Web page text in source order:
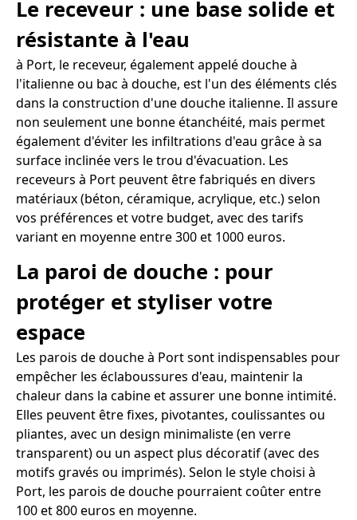
Le receveur : une base solide et
résistante à l'eau
à Port, le receveur, également appelé douche à
l'italienne ou bac à douche, est l'un des éléments clés
dans la construction d'une douche italienne. Il assure
non seulement une bonne étanchéité, mais permet
également d'éviter les infiltrations d'eau grâce à sa
surface inclinée vers le trou d'évacuation. Les
receveurs à Port peuvent être fabriqués en divers
matériaux (béton, céramique, acrylique, etc.) selon
vos préférences et votre budget, avec des tarifs
variant en moyenne entre 300 et 1000 euros.
La paroi de douche : pour
protéger et styliser votre
espace
Les parois de douche à Port sont indispensables pour
empêcher les éclaboussures d'eau, maintenir la
chaleur dans la cabine et assurer une bonne intimité.
Elles peuvent être fixes, pivotantes, coulissantes ou
pliantes, avec un design minimaliste (en verre
transparent) ou un aspect plus décoratif (avec des
motifs gravés ou imprimés). Selon le style choisi à
Port, les parois de douche pourraient coûter entre
100 et 800 euros en moyenne.